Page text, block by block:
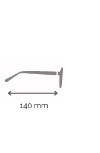
140 mm